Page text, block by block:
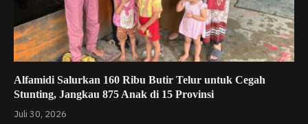
Alfamidi Salurkan 160 Ribu Butir Telur untuk Cegah
Stunting, Jangkau 875 Anak di 15 Provinsi
Juli 30, 2026